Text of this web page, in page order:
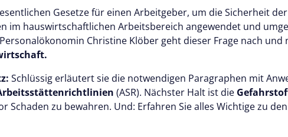
Gesetze für einen Arbeitgeber, um die Sicherheit
im hauswirtschaftlichen Arbeitsbereich angewendet und
Christine Klöber geht dieser Frage nach und
Schlüssig erläutert sie die notwendigen Paragraphen mit
(ASR). Nächster Halt ist die
Schaden zu bewahren. Und: Erfahren Sie alles Wichtige zu